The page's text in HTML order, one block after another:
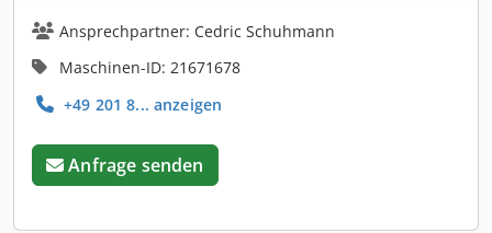
Ansprechpartner: Cedric Schuhmann
Maschinen-ID: 21671678
+49 201 8... anzeigen
Anfrage senden